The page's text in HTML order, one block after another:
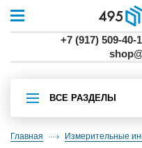
+7 (917) 509-40-
ВСЕ РАЗДЕЛЫ
Главная
Измерительные